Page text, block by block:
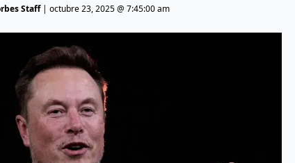
Staff| octubre 23, 2025 @ 7:45:00 am